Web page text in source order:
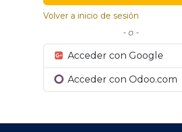
Volver a inicio de sesión
- o -
Acceder con Google
Acceder con Odoo.com